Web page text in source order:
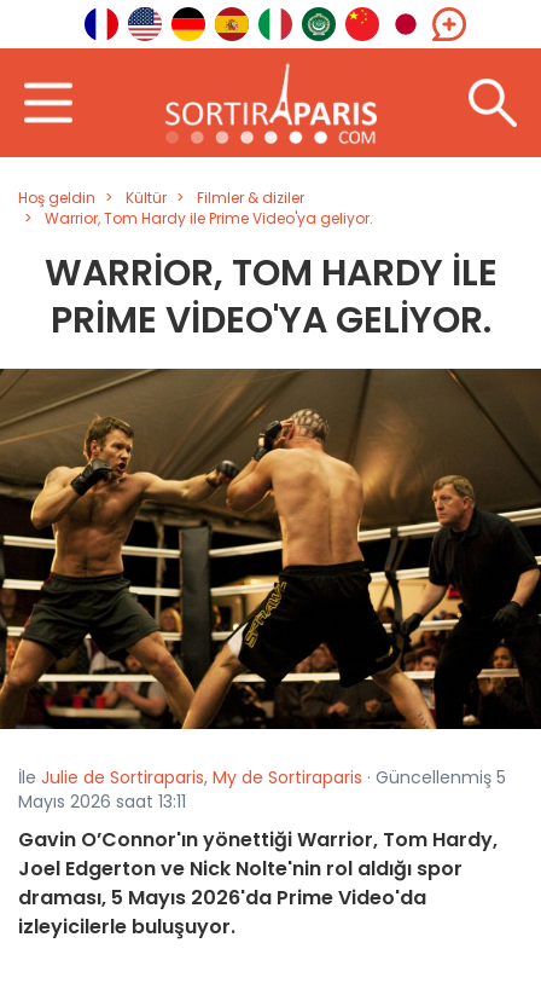
Hoş geldin Kültür
Filmler & diziler
Warrior, Tom Hardy ile Prime Video'ya geliyor.
WARRIOR, TOM HARDY ILE
PRIME VIDEO'YA GELIYOR.
İle Julie de Sortiraparis, My de Sortiraparis · Güncellenmiş 5
Mayıs 2026 saat 13:11
Gavin O’Connor'ın yönettiği Warrior, Tom Hardy,
Joel Edgerton ve Nick Nolte'nin rol aldığı spor
draması, 5 Mayıs 2026'da Prime Video'da
izleyicilerle buluşuyor.